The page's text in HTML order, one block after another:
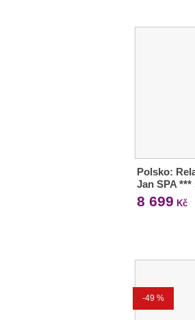
Polsko:
Jan SPA
8 699 Kč
-49 %